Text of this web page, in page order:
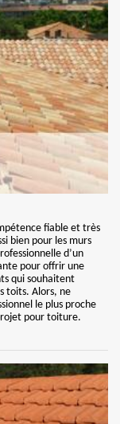
fiable et très
bien pour les murs
d’un
pour offrir une
qui souhaitent
toits. Alors, ne
le plus proche
pour toiture.